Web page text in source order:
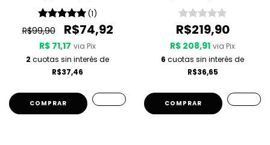
Listrada (1)
R$99,90 R$74,92
R$ 71,17 via Pix
2 cuotas sin interés de
R$37,46
COMPRAR
R$219,90
R$ 208,91 via Pix
6 cuotas sin interés de
R$36,65
COMPRAR